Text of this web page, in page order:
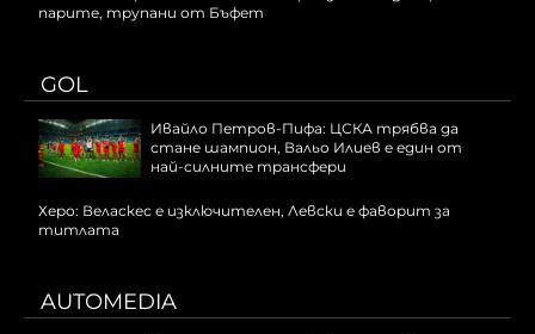
парите, трупани от Бъфет
GOL
Ивайло Петров-Пифа: ЦСКА трябва да
стане шампион, Вальо Илиев е един от
най-силните трансфери
Херо: Веласкес е изключителен, Левски е фаворит за
титлата
AUTOMEDIA